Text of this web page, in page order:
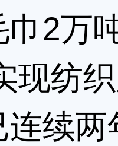
巾2万
现纺
连续